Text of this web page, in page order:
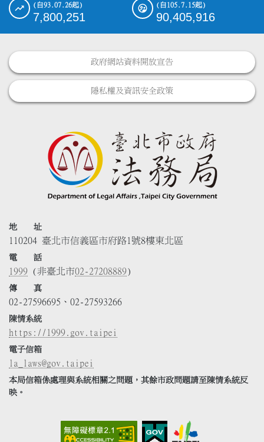
(自93.07.26起)
7,800,251
(自105.7.15起)
90,405,916
政府網站資料開放宣告
隱私權及資訊安全政策
地 址
110204 臺北市信義區市府路1號8樓東北區
電 話
1999 (非臺北市02-27208889)
傳 真
02-27596695、02-27593266
陳情系統
https://1999.gov.taipei
電子信箱
la_laws@gov.taipei
本局信箱係處理與系統相關之問題，其餘市政問題請至陳情系統反
映。